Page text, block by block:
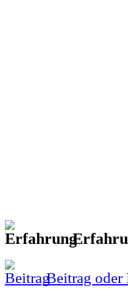
Beitrag oder